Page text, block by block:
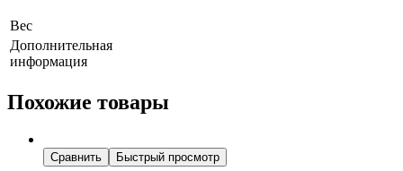
Вес
Дополнительная
информация
Похожие товары
Сравнить Быстрый просмотр